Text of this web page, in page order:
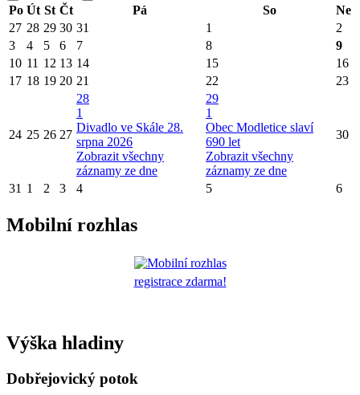
Po Út St Čt Pá So
Ne
27 28 29 30 31 1
2
3
4 5 6 7 8
9
10 11 12 13 14 15
16
17 18 19 20 21 22 23
24 25 26 27
28
1
Divadlo ve Skále 28.
srpna 2026
Zobrazit všechny
záznamy ze dne
29
1
Obec Modletice slaví
690 let
Zobrazit všechny
záznamy ze dne
30
31 1 2 3 4 5 6
Mobilní rozhlas
registrace zdarma!
Výška hladiny
Dobřejovický potok